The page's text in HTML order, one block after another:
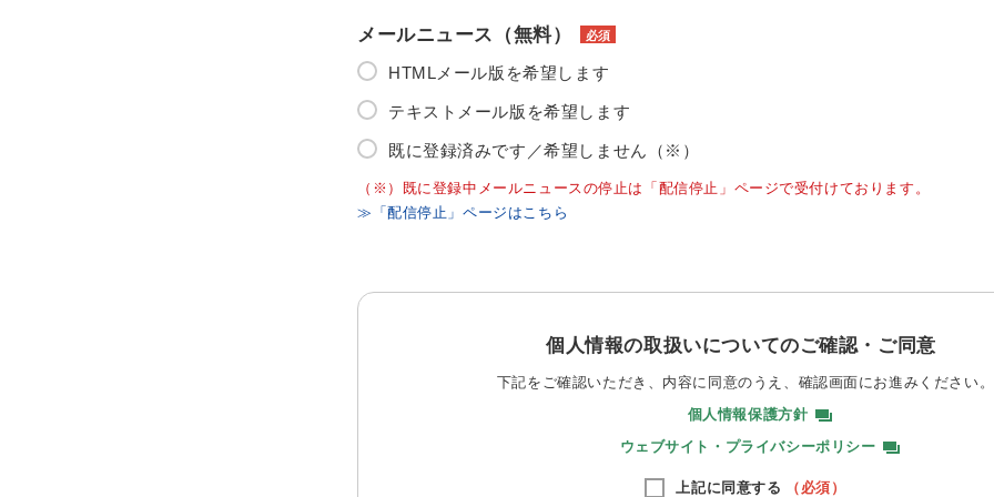
メールニュース（無料） 必須
HTMLメール版を希望します
テキストメール版を希望します
既に登録済みです／希望しません（※）
（※）既に登録中メールニュースの停止は「配信停止」ページで受付けております。
≫「配信停止」ページはこちら
個人情報の取扱いについてのご確認・ご同意
下記をご確認いただき、内容に同意のうえ、 確認画面にお進みください。
個人情報保護方針
ウェブサイト・プライバシーポリシー
上記に同意する （必須）